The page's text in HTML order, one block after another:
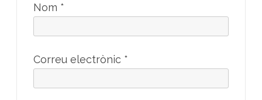
Nom *
Correu electrònic *